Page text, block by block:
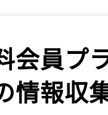
会員プ
情報収